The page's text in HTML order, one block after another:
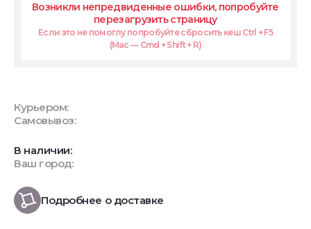
Возникли непредвиденные ошибки, попробуйте
перезагрузить страницу
Если это не помоглу попробуйте сбросить кеш Ctrl + F5
(Mac — Cmd + Shift + R)
Курьером:
Самовывоз:
В наличии:
Ваш город:
Подробнее о доставке